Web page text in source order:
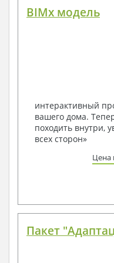
страниц А4 и А3, в
Наша команда
Вашему пожеланию
конкретных геолого-
условий, за
Получить
наших
способом
BIMx модель
интерактивный
вашего дома.
походить внутри,
всех сторон»
Цена
Пакет